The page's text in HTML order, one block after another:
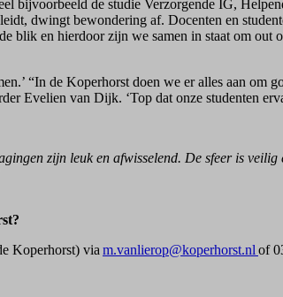
bijvoorbeeld de studie Verzorgende IG,
dwingt bewondering af. Docenten en
blik en hierdoor zijn we samen in staat om
“In de Koperhorst doen we er alles aan
Evelien van Dijk. ‘Top dat onze studenten
zijn leuk en afwisselend. De sfeer is veilig
Koperhorst) via m.vanlierop@koperhorst.nl of